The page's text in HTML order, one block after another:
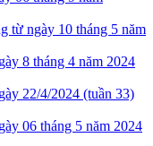
từ ngày 10 tháng 5 năm
8 tháng 4 năm 2024
22/4/2024 (tuần 33)
06 tháng 5 năm 2024